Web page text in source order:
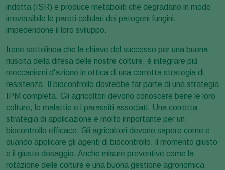
indotta (ISR) e produce metaboliti che degradano in modo
irreversibile le pareti cellulari dei patogeni fungini,
impedendone il loro sviluppo.
Irene sottolinea che la chiave del successo per una buona
riuscita della difesa delle nostre colture, è integrare più
meccanismi d'azione in ottica di una corretta strategia di
resistenza. Il biocontrollo dovrebbe far parte di una strategia
IPM completa. Gli agricoltori devono conoscere bene le loro
colture, le malattie e i parassiti associati. Una corretta
strategia di applicazione è molto importante per un
biocontrollo efficace. Gli agricoltori devono sapere come e
quando applicare gli agenti di biocontrollo, il momento giusto
e il giusto dosaggio. Anche misure preventive come la
rotazione delle colture e una buona gestione agronomica